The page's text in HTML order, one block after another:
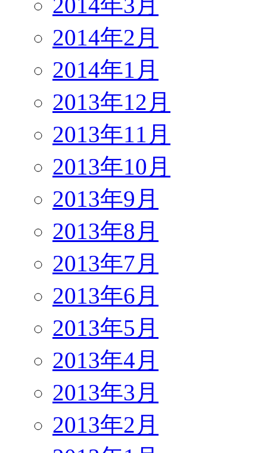
2014年3月
2014年2月
2014年1月
2013年12月
2013年11月
2013年10月
2013年9月
2013年8月
2013年7月
2013年6月
2013年5月
2013年4月
2013年3月
2013年2月